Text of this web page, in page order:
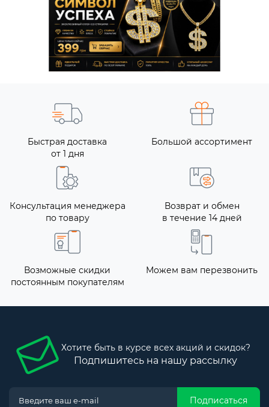
Быстрая доставка
от 1 дня
Большой ассортимент
Консультация менеджера
по товару
Возврат и обмен
в течение 14 дней
Возможные скидки
постоянным покупателям
Можем вам перезвонить
Хотите быть в курсе всех акций и скидок?
Подпишитесь на нашу рассылку
Подписаться